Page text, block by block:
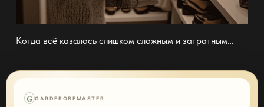
Когда всё казалось слишком сложным и затратным…
G GARDEROBEMASTER